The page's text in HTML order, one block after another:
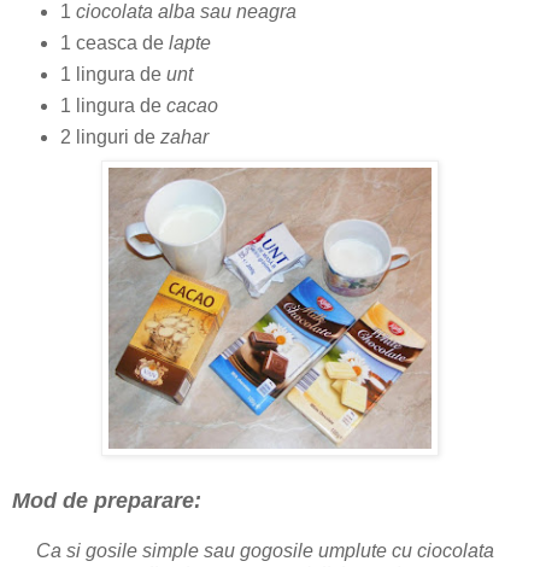
1 ciocolata alba sau neagra
1 ceasca de lapte
1 lingura de unt
1 lingura de cacao
2 linguri de zahar
Mod de preparare:
Ca si gosile simple sau gogosile umplute cu ciocolata